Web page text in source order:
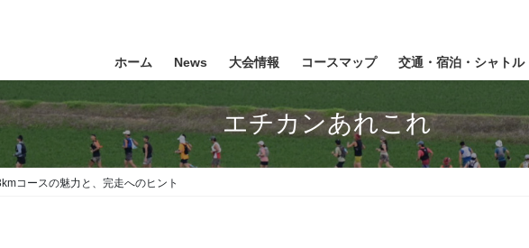
ホーム News 大会情報 コースマップ 交通・宿泊・シャトル
エチカンあれこれ
コースの魅力と、完走へのヒント